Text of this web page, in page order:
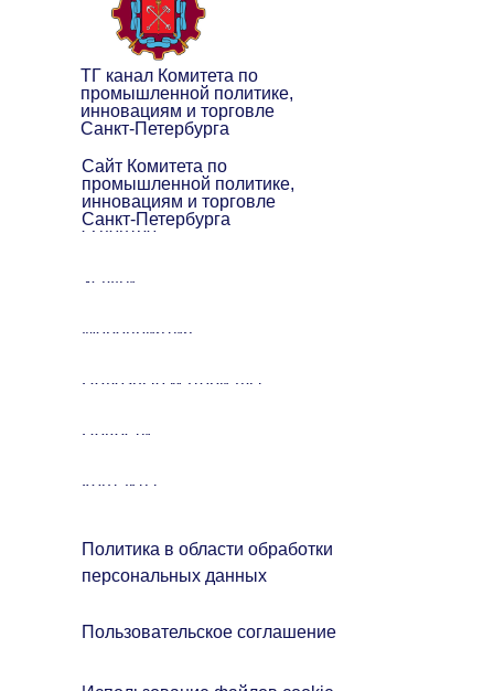
О центре
Услуги
Мероприятия
Полезные материалы
Новости
Контакты
Пользовательское соглашение
Политика в области обработки
персональных данных
ТГ канал Комитета по
промышленной политике,
инновациям и торговле
Санкт-Петербурга
Сайт Комитета по
промышленной политике,
инновациям и торговле
Санкт-Петербурга